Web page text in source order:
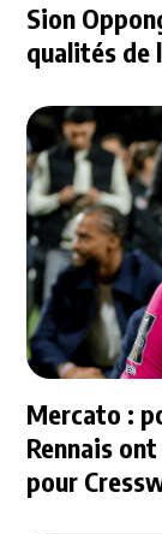
Sion
qualités de
Mercato :
Rennais
pour